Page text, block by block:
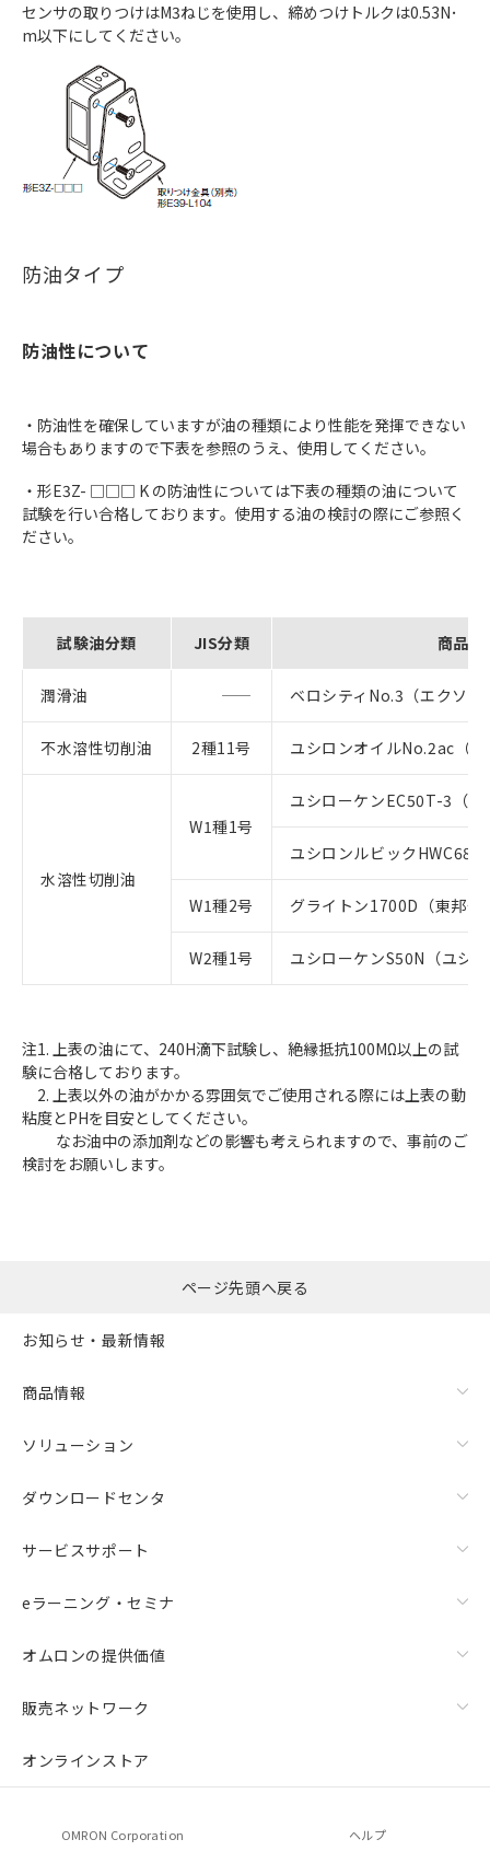
センサの取りつけはM3ねじを使用し、締めつけトルクは0.53N･
m以下にしてください。
防油タイプ
防油性について
・防油性を確保していますが油の種類により性能を発揮できない
場合もありますので下表を参照のうえ、使用してください。
・形E3Z- □□□ K の防油性については下表の種類の油について
試験を行い合格しております。使用する油の検討の際にご参照く
ださい。
試験油分類 JIS分類 商品名
潤滑油 ベロシティNo.3（エクソン
不水溶性切削油 2種11号 ユシロンオイルNo.2ac（
水溶性切削油
W1種1号
ユシローケンEC50T-3（
ユシロンルビックHWC68
W1種2号 グライトン1700D（東邦化
W2種1号 ユシローケンS50N（ユシ
注1. 上表の油にて、240H滴下試験し、絶縁抵抗100MΩ以上の試
験に合格しております。
2. 上表以外の油がかかる雰囲気でご使用される際には上表の動
粘度とPHを目安としてください。
なお油中の添加剤などの影響も考えられますので、事前のご
検討をお願いします。
ページ先頭へ戻る
お知らせ・最新情報
商品情報
ソリューション
ダウンロードセンタ
サービスサポート
eラーニング・セミナ
オムロンの提供価値
販売ネットワーク
オンラインストア
OMRON Corporation ヘルプ